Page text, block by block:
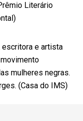
Literário
escritora e artista
mulheres negras.
(Casa do IMS)